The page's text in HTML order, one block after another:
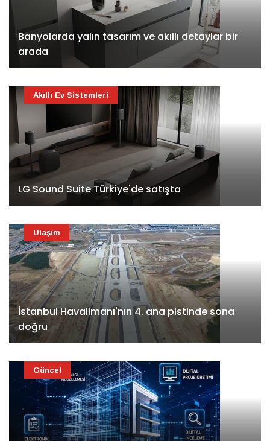
Banyolarda yalın tasarım ve akıllı detaylar bir
arada
LG Sound Suite Türkiye'de satışta
Akıllı Ev Sistemleri
İstanbul Havalimanı'nın 4. ana pistinde sona
doğru
Ulaşım
Güncel